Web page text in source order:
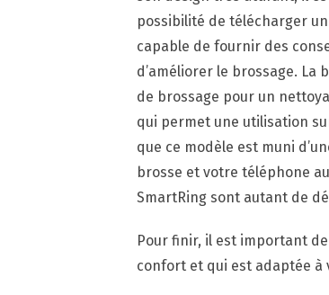
possibilité de télécharger
capable de fournir des
d’améliorer le brossage. La
de brossage pour un
qui permet une utilisation
que ce modèle est muni
brosse et votre téléphone
SmartRing sont autant de
Pour finir, il est important
confort et qui est adaptée à